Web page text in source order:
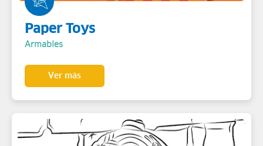
Paper Toys
Armables
Ver más